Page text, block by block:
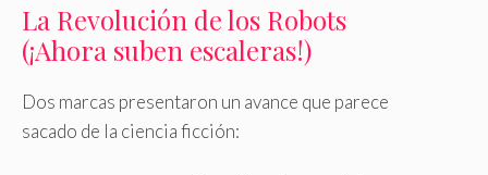
La Revolución de los Robots
(¡Ahora suben escaleras!)
Dos marcas presentaron un avance que parece
sacado de la ciencia ficción: